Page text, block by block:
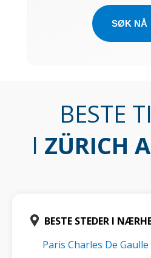
SØK NÅ
BESTE
I ZÜRICH
BESTE STEDER I
Paris Charles De